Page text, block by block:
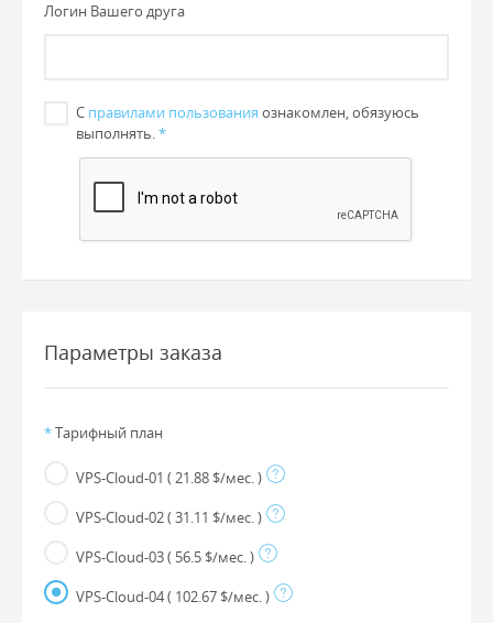
Логин Вашего друга
С правилами пользования ознакомлен, обязуюсь
выполнять.*
Параметры заказа
*Тарифный план
VPS-Cloud-01 ( 21.88 $/мес. )
VPS-Cloud-02( 31.11 $/мес. )
VPS-Cloud-03( 56.5 $/мес. )
VPS-Cloud-04( 102.67 $/мес. )